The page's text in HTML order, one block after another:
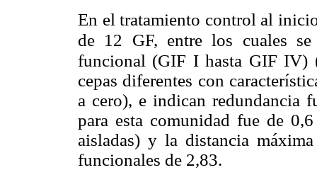
En el tratamiento control al
de 12 GF, entre los cuales
funcional (GIF I hasta GIF IV)
cepas diferentes con
a cero), e indican redundancia
para esta comunidad fue de
aisladas) y la distancia
funcionales de 2,83.